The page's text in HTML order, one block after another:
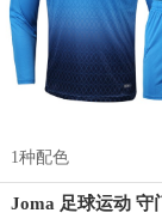
1种配色